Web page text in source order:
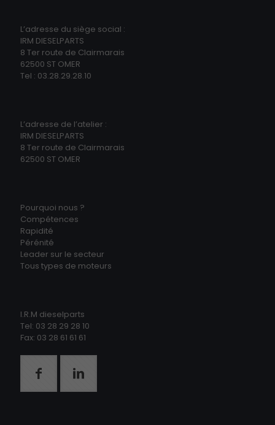
L’adresse du siège social :
IRM DIESELPARTS
8 Ter route de Clairmarais
62500 ST OMER
Tel : 03.28.29.28.10
L’adresse de l’atelier :
IRM DIESELPARTS
8 Ter route de Clairmarais
62500 ST OMER
Pourquoi nous ?
Compétences
Rapidité
Pérénité
Leader sur le secteur
Tous types de moteurs
I.R.M dieselparts
Tel: 03 28 29 28 10
Fax: 03 28 61 61 61